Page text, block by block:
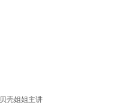
贝壳姐姐主讲